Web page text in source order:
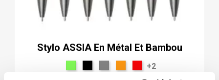
Stylo ASSIA En Métal Et Bambou
+2